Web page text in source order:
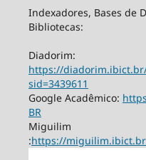
Indexadores, Bases de
Bibliotecas:
Diadorim:
https://
sid=3439611
Google Acadêmico:
BR
Miguilim
:https://